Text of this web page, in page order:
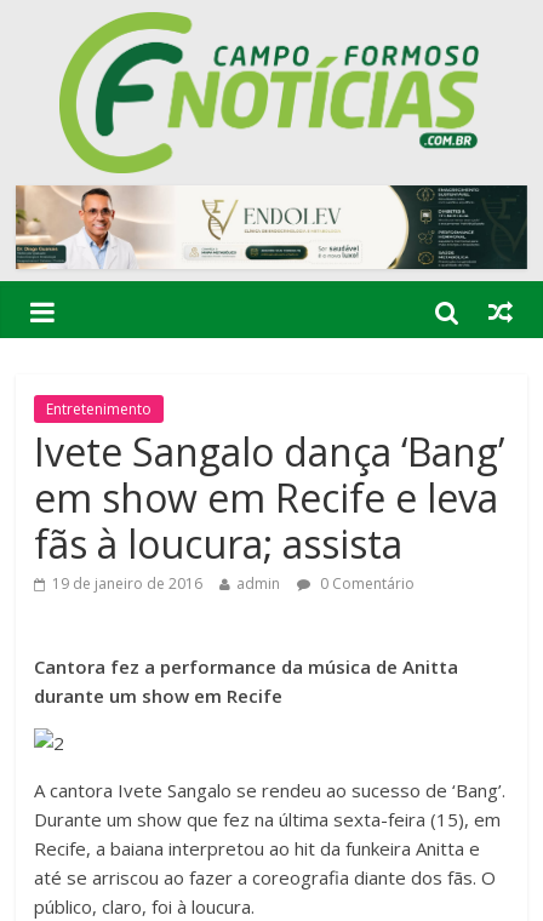
Entretenimento
Ivete Sangalo dança ‘Bang’
em show em Recife e leva
fãs à loucura; assista
19 de janeiro de 2016 admin 0 Comentário
Cantora fez a performance da música de Anitta
durante um show em Recife
A cantora Ivete Sangalo se rendeu ao sucesso de ‘Bang’.
Durante um show que fez na última sexta-feira (15), em
Recife, a baiana interpretou ao hit da funkeira Anitta e
até se arriscou ao fazer a coreografia diante dos fãs. O
público, claro, foi à loucura.